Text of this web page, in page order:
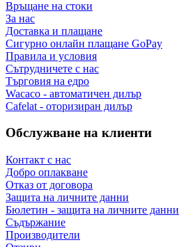
Връщане на стоки
За нас
Доставка и плащане
Сигурно онлайн плащане GoPay
Правила и условия
Сътрудничете с нас
Търговия на едро
Wacaco - автоматичен дилър
Cafelat - оторизиран дилър
Обслужване на клиенти
Контакт с нас
Добро оплакване
Отказ от договора
Защита на личните данни
Бюлетин - защита на личните данни
Съдържание
Производители